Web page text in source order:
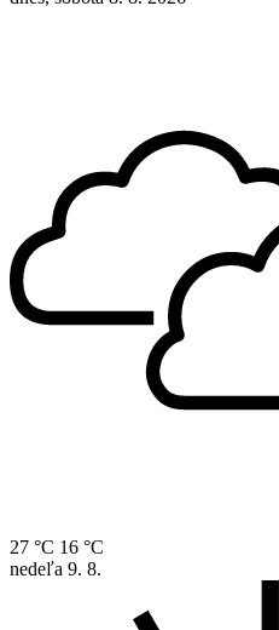
27 °C 16 °C
nedeľa 9. 8.